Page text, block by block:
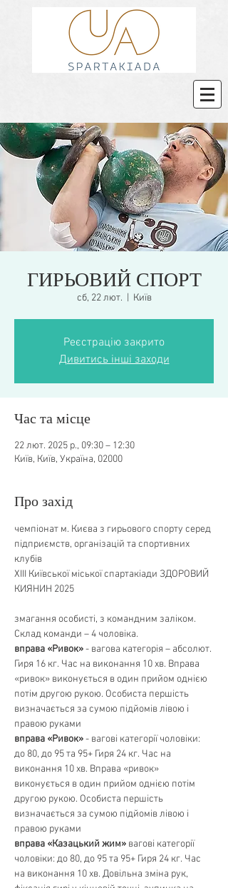
ГИРЬОВИЙ СПОРТ
сб, 22 лют. Київ
Реєстрацію закрито
Дивитись інші заходи
Час та місце
22 лют. 2025 р., 09:30 – 12:30
Київ, Київ, Україна, 02000
Про захід
чемпіонат м. Києва з гирьового спорту серед
підприємств, організацій та спортивних
клубів
XIII Київської міської спартакіади ЗДОРОВИЙ
КИЯНИН 2025
змагання особисті, з командним заліком.
Склад команди – 4 чоловіка.
вправа «Ривок» - вагова категорія – абсолют.
Гиря 16 кг. Час на виконання 10 хв. Вправа
«ривок» виконується в один прийом однією
потім другою рукою. Особиста першість
визначається за сумою підйомів лівою і
правою руками
вправа «Ривок» - вагові категорії чоловіки:
до 80, до 95 та 95+ Гиря 24 кг. Час на
виконання 10 хв. Вправа «ривок»
виконується в один прийом однією потім
другою рукою. Особиста першість
визначається за сумою підйомів лівою і
правою руками
вправа «Казацький жим» вагові категорії
чоловіки: до 80, до 95 та 95+ Гиря 24 кг. Час
на виконання 10 хв. Довільна зміна рук,